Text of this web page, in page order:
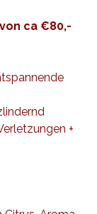
ca €80,-
+